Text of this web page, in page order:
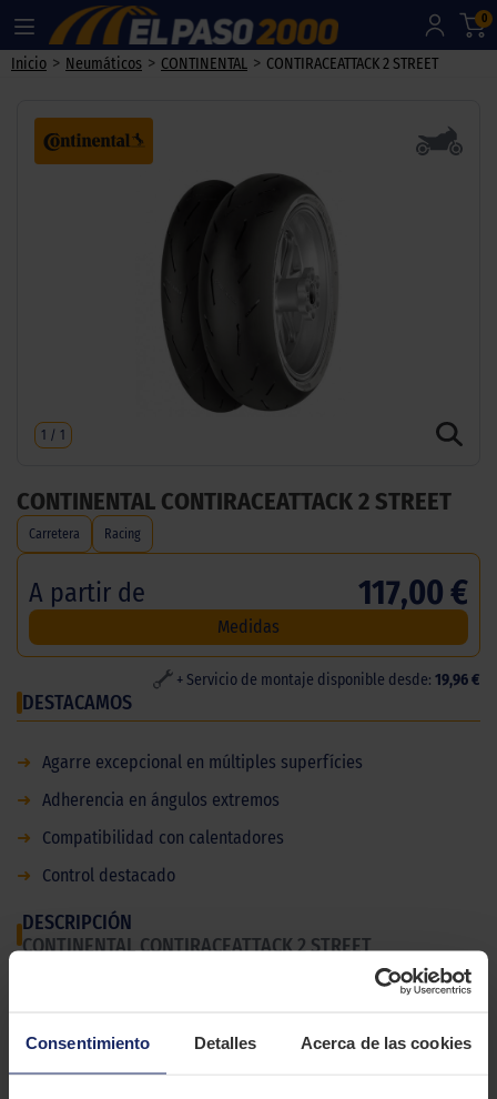
Consentimiento Detalles Acerca de las cookies
0
Inicio > Neumáticos > CONTINENTAL > CONTIRACEATTACK 2 STREET
1 / 1
CONTINENTAL CONTIRACEATTACK 2 STREET
Carretera Racing
A partir de 117,00 €
Medidas
+ Servicio de montaje disponible desde: 19,96 €
DESTACAMOS
➜ Agarre excepcional en múltiples superfícies
➜ Adherencia en ángulos extremos
➜
Compatibilidad con calentadores
➜
Control destacado
DESCRIPCIÓN
CONTINENTAL CONTIRACEATTACK 2 STREET